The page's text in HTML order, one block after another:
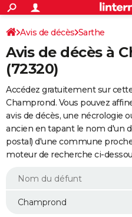
ACTUALITÉS
Politique
Société
Faits Divers
Education
Monde
Villes
+
SPORT
Coupe du monde 2026
Football
Tennis
Cyclisme
Rugby
Forum
FINANCE
Retraite
Impôts
Epargne
Immobilier
Risques naturels par ville
Banque
Assurance
Crédit
Essais
Réserver un essai
Citadines
Berlines
SUV
Forum auto
+
HIGH-TECH
Mobiles
Meilleur smartphone
Internet
Ordinateurs
Jeux vidéo
Guide high-tech
+BRICOLAGE
Forum
Aménagement intérieur
Extérieur
Cuisine
Salle de bains
Jardinage
Rangement
WEEK-END
Guides de France
Escapades
Patrimoine
Expositions
Musées
Week-end nature
LIFESTYLE
Avis de décès Sarthe
Avis de décès à
(72320)
Accédez gratuitement sur
Champrond. Vous pouvez
avis de décès, une nécrologie
ancien en tapant le nom d'un
postal) d'une commune
moteur de recherche ci-